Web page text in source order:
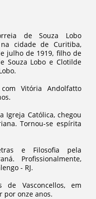
de Souza Lobo
cidade de Curitiba,
julho de 1919, filho de
Souza Lobo e Clotilde
com Vitória Andolfatto
Igreja Católica, chegou
Tornou-se espírita
e Filosofia pela
Profissionalmente,
- RJ.
de Vasconcellos, em
por onze anos.